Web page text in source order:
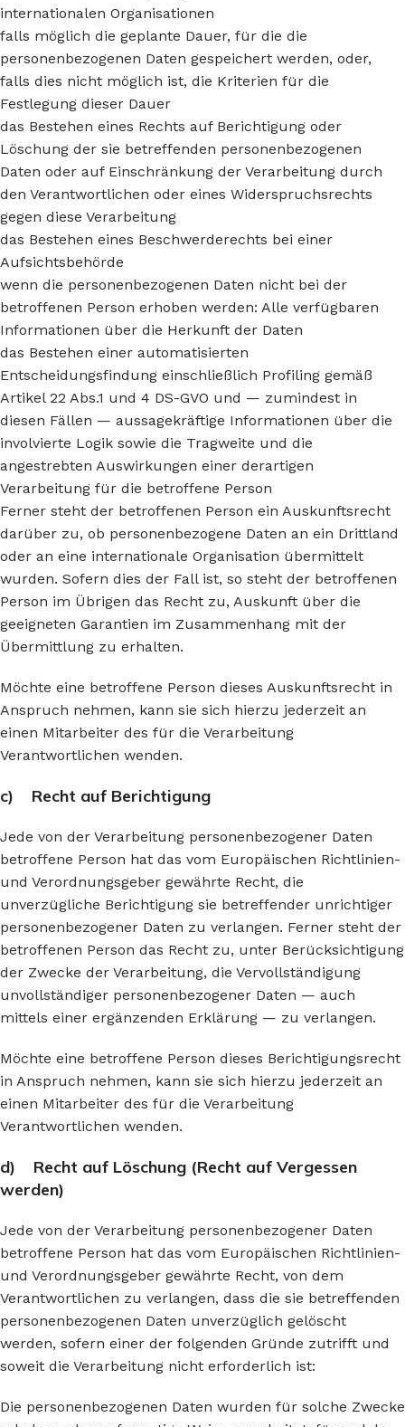
internationalen Organisationen
falls möglich die geplante Dauer, für die die
personenbezogenen Daten gespeichert werden, oder,
falls dies nicht möglich ist, die Kriterien für die
Festlegung dieser Dauer
das Bestehen eines Rechts auf Berichtigung oder
Löschung der sie betreffenden personenbezogenen
Daten oder auf Einschränkung der Verarbeitung durch
den Verantwortlichen oder eines Widerspruchsrechts
gegen diese Verarbeitung
das Bestehen eines Beschwerderechts bei einer
Aufsichtsbehörde
wenn die personenbezogenen Daten nicht bei der
betroffenen Person erhoben werden: Alle verfügbaren
Informationen über die Herkunft der Daten
das Bestehen einer automatisierten
Entscheidungsfindung einschließlich Profiling gemäß
Artikel 22 Abs.1 und 4 DS-GVO und — zumindest in
diesen Fällen — aussagekräftige Informationen über die
involvierte Logik sowie die Tragweite und die
angestrebten Auswirkungen einer derartigen
Verarbeitung für die betroffene Person
Ferner steht der betroffenen Person ein Auskunftsrecht
darüber zu, ob personenbezogene Daten an ein Drittland
oder an eine internationale Organisation übermittelt
wurden. Sofern dies der Fall ist, so steht der betroffenen
Person im Übrigen das Recht zu, Auskunft über die
geeigneten Garantien im Zusammenhang mit der
Übermittlung zu erhalten.
Möchte eine betroffene Person dieses Auskunftsrecht in
Anspruch nehmen, kann sie sich hierzu jederzeit an
einen Mitarbeiter des für die Verarbeitung
Verantwortlichen wenden.
c) Recht auf Berichtigung
Jede von der Verarbeitung personenbezogener Daten
betroffene Person hat das vom Europäischen Richtlinien-
und Verordnungsgeber gewährte Recht, die
unverzügliche Berichtigung sie betreffender unrichtiger
personenbezogener Daten zu verlangen. Ferner steht der
betroffenen Person das Recht zu, unter Berücksichtigung
der Zwecke der Verarbeitung, die Vervollständigung
unvollständiger personenbezogener Daten — auch
mittels einer ergänzenden Erklärung — zu verlangen.
Möchte eine betroffene Person dieses Berichtigungsrecht
in Anspruch nehmen, kann sie sich hierzu jederzeit an
einen Mitarbeiter des für die Verarbeitung
Verantwortlichen wenden.
d) Recht auf Löschung (Recht auf Vergessen
werden)
Jede von der Verarbeitung personenbezogener Daten
betroffene Person hat das vom Europäischen Richtlinien-
und Verordnungsgeber gewährte Recht, von dem
Verantwortlichen zu verlangen, dass die sie betreffenden
personenbezogenen Daten unverzüglich gelöscht
werden, sofern einer der folgenden Gründe zutrifft und
soweit die Verarbeitung nicht erforderlich ist:
Die personenbezogenen Daten wurden für solche Zwecke